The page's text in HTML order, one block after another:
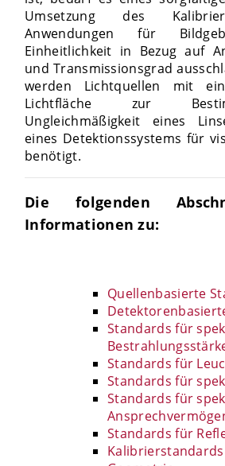
Umsetzung des
Anwendungen für
Einheitlichkeit in Bezug auf
und Transmissionsgrad
werden Lichtquellen mit
Lichtfläche zur
Ungleichmäßigkeit eines
eines Detektionssystems für
benötigt.
Die folgenden
Informationen zu:
Quellenbasierte
Standards für
Standards für
Standards für
Standards für
Standards für